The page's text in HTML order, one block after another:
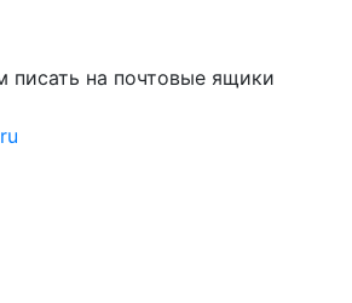
писать на почтовые ящики